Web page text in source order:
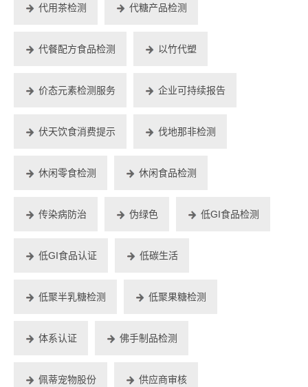
代用茶检测 代糖产品检测
代餐配方食品检测 以竹代塑
价态元素检测服务 企业可持续报告
伏天饮食消费提示 伐地那非检测
休闲零食检测 休闲食品检测
传染病防治 伪绿色 低GI食品检测
低GI食品认证 低碳生活
低聚半乳糖检测 低聚果糖检测
体系认证 佛手制品检测
佩蒂宠物股份 供应商审核